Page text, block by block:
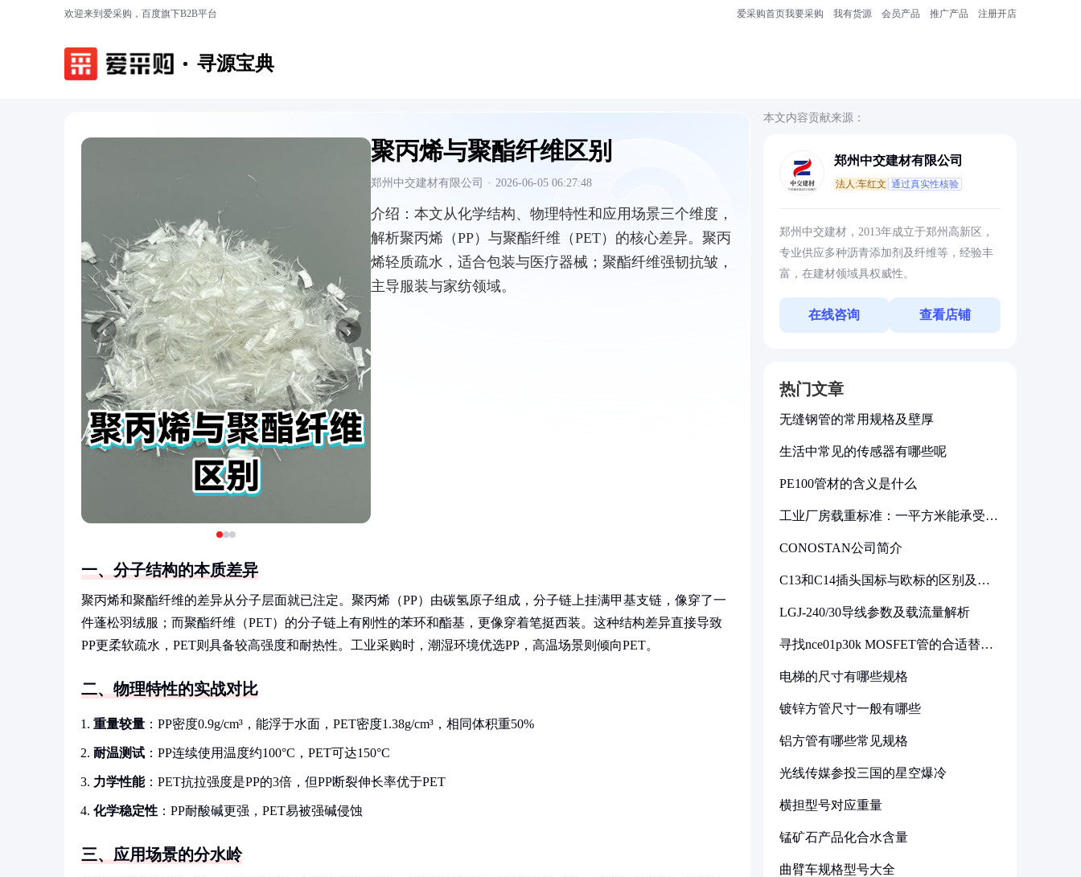
欢迎来到爱采购，百度旗下B2B平台 爱采购首页我要采购 我有货源 会员产品 推广产品 注册开店
寻源宝典
‹ ›
聚丙烯与聚酯纤维区别
郑州中交建材有限公司 · 2026-06-05 06:27:48
介绍： 本文从化学结构、物理特性和应用场景三个维度，
解析聚丙烯（PP）与聚酯纤维（PET）的核心差异。聚丙
烯轻质疏水，适合包装与医疗器械；聚酯纤维强韧抗皱，
主导服装与家纺领域。
一、分子结构的本质差异
聚丙烯和聚酯纤维的差异从分子层面就已注定。聚丙烯（PP）由碳氢原子组成，分子链上挂满甲基支链，像穿了一
件蓬松羽绒服；而聚酯纤维（PET）的分子链上有刚性的苯环和酯基，更像穿着笔挺西装。这种结构差异直接导致
PP更柔软疏水，PET则具备较高强度和耐热性。工业采购时，潮湿环境优选PP，高温场景则倾向PET。
二、物理特性的实战对比
重量较量 ：PP密度0.9g/cm³，能浮于水面，PET密度1.38g/cm³，相同体积重50%
耐温测试 ：PP连续使用温度约100°C，PET可达150°C
力学性能：PET抗拉强度是PP的3倍，但PP断裂伸长率优于PET
化学稳定性 ：PP耐酸碱更强，PET易被强碱侵蚀
三、应用场景的分水岭
本文内容贡献来源：
郑州中交建材有限公司
法人:车红文 通过真实性核验
郑州中交建材，2013年成立于郑州高新区，
专业供应多种沥青添加剂及纤维等，经验丰
富，在建材领域具权威性。
在线咨询 查看店铺
热门文章
无缝钢管的常用规格及壁厚
生活中常见的传感器有哪些呢
PE100管材的含义是什么
工业厂房载重标准：一平方米能承受多
CONOSTAN公司简介
C13和C14插头国标与欧标的区别及其
LGJ-240/30导线参数及载流量解析
寻找nce01p30k MOSFET管的合适替代
电梯的尺寸有哪些规格
镀锌方管尺寸一般有哪些
铝方管有哪些常见规格
光线传媒参投三国的星空爆冷
横担型号对应重量
锰矿石产品化合水含量
曲臂车规格型号大全